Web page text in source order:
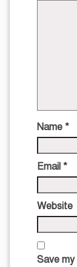
Name *
Email *
Website
Save